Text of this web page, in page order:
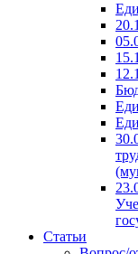
Статьи